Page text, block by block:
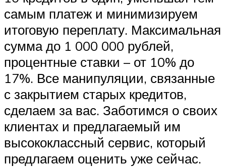
самым платеж и минимизируем
итоговую переплату. Максимальная
сумма до 1 000 000 рублей,
процентные ставки – от 10% до
17%. Все манипуляции, связанные
с закрытием старых кредитов,
сделаем за вас. Заботимся о своих
клиентах и предлагаемый им
высококлассный сервис, который
предлагаем оценить уже сейчас.